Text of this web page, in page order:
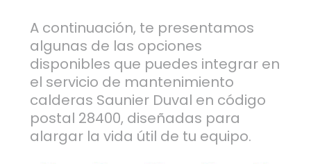
A continuación, te presentamos
algunas de las opciones
disponibles que puedes integrar en
el servicio de mantenimiento
calderas Saunier Duval en código
postal 28400, diseñadas para
alargar la vida útil de tu equipo.